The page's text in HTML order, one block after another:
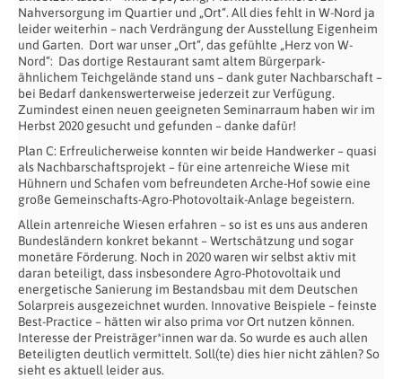
Nahversorgung im Quartier und „Ort“. All dies fehlt in W-Nord ja
leider weiterhin – nach Verdrängung der Ausstellung Eigenheim
und Garten. Dort war unser „Ort“, das gefühlte „Herz von W-
Nord“: Das dortige Restaurant samt altem Bürgerpark-
ähnlichem Teichgelände stand uns – dank guter Nachbarschaft –
bei Bedarf dankenswerterweise jederzeit zur Verfügung.
Zumindest einen neuen geeigneten Seminarraum haben wir im
Herbst 2020 gesucht und gefunden – danke dafür!
Plan C: Erfreulicherweise konnten wir beide Handwerker – quasi
als Nachbarschaftsprojekt – für eine artenreiche Wiese mit
Hühnern und Schafen vom befreundeten Arche-Hof sowie eine
große Gemeinschafts-Agro-Photovoltaik-Anlage begeistern.
Allein artenreiche Wiesen erfahren – so ist es uns aus anderen
Bundesländern konkret bekannt – Wertschätzung und sogar
monetäre Förderung. Noch in 2020 waren wir selbst aktiv mit
daran beteiligt, dass insbesondere Agro-Photovoltaik und
energetische Sanierung im Bestandsbau mit dem Deutschen
Solarpreis ausgezeichnet wurden. Innovative Beispiele – feinste
Best-Practice – hätten wir also prima vor Ort nutzen können.
Interesse der Preisträger*innen war da. So wurde es auch allen
Beteiligten deutlich vermittelt. Soll(te) dies hier nicht zählen? So
sieht es aktuell leider aus.